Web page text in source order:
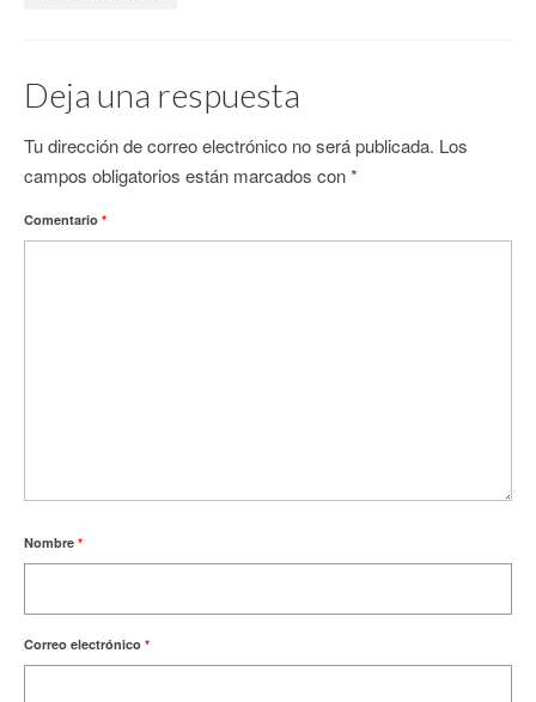
Deja una respuesta
Tu dirección de correo electrónico no será publicada. Los
campos obligatorios están marcados con*
Comentario *
Nombre *
Correo electrónico *